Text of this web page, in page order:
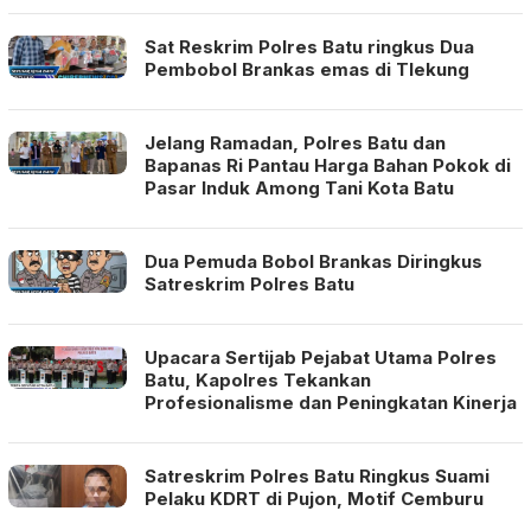
Sat Reskrim Polres Batu ringkus Dua
Pembobol Brankas emas di Tlekung
Jelang Ramadan, Polres Batu dan
Bapanas Ri Pantau Harga Bahan Pokok di
Pasar Induk Among Tani Kota Batu
Dua Pemuda Bobol Brankas Diringkus
Satreskrim Polres Batu
Upacara Sertijab Pejabat Utama Polres
Batu, Kapolres Tekankan
Profesionalisme dan Peningkatan Kinerja
Satreskrim Polres Batu Ringkus Suami
Pelaku KDRT di Pujon, Motif Cemburu